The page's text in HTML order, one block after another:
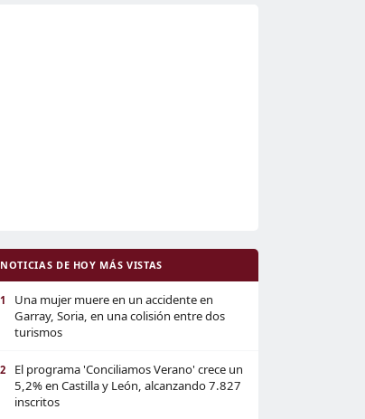
NOTICIAS DE HOY MÁS VISTAS
1
Una mujer muere en un accidente en
Garray, Soria, en una colisión entre dos
turismos
2
El programa 'Conciliamos Verano' crece un
5,2% en Castilla y León, alcanzando 7.827
inscritos